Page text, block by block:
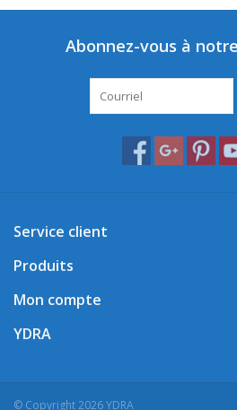
Abonnez-vous à
Service client
Produits
Mon compte
YDRA
© Copyright 2026 YDRA